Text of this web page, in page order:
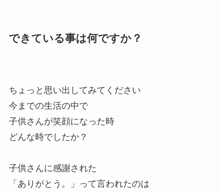
できている事は何ですか？
ちょっと思い出してみてください
今までの生活の中で
子供さんが笑顔になった時
どんな時でしたか？
子供さんに感謝された
「ありがとう。」って言われたのは